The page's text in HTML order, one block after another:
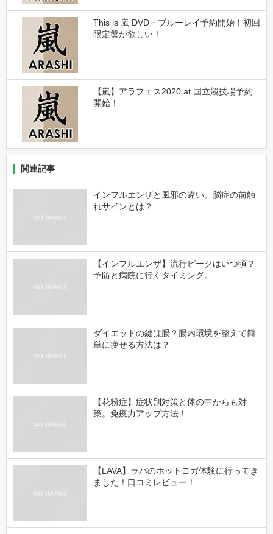
This is 嵐 DVD・ブルーレイ予約開始！初回
限定盤が欲しい！
【嵐】アラフェス2020 at 国立競技場予約
開始！
関連記事
インフルエンザと風邪の違い。脳症の前触
れサインとは？
【インフルエンザ】流行ピークはいつ頃？
予防と病院に行くタイミング。
ダイエットの鍵は腸？腸内環境を整えて簡
単に痩せる方法は？
【花粉症】症状別対策と体の中からも対
策。免疫力アップ方法！
【LAVA】ラバのホットヨガ体験に行ってき
ました！口コミレビュー！